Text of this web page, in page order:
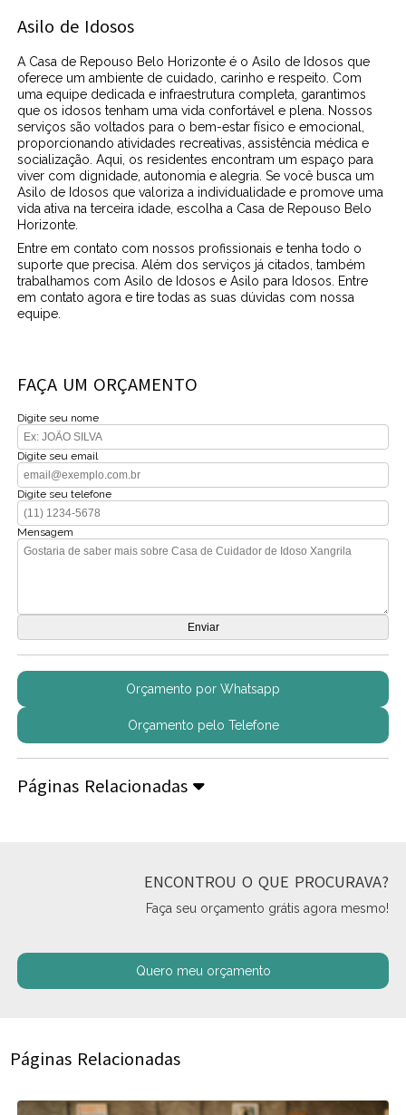
Asilo de Idosos
A Casa de Repouso Belo Horizonte é o Asilo de Idosos que
oferece um ambiente de cuidado, carinho e respeito. Com
uma equipe dedicada e infraestrutura completa, garantimos
que os idosos tenham uma vida confortável e plena. Nossos
serviços são voltados para o bem-estar físico e emocional,
proporcionando atividades recreativas, assistência médica e
socialização. Aqui, os residentes encontram um espaço para
viver com dignidade, autonomia e alegria. Se você busca um
Asilo de Idosos que valoriza a individualidade e promove uma
vida ativa na terceira idade, escolha a Casa de Repouso Belo
Horizonte.
Entre em contato com nossos profissionais e tenha todo o
suporte que precisa. Além dos serviços já citados, também
trabalhamos com Asilo de Idosos e Asilo para Idosos. Entre
em contato agora e tire todas as suas dúvidas com nossa
equipe.
FAÇA UM ORÇAMENTO
Digite seu nome
Digite seu email
Digite seu telefone
Mensagem
Orçamento por Whatsapp
Orçamento pelo Telefone
Páginas Relacionadas
ENCONTROU O QUE PROCURAVA?
Faça seu orçamento grátis agora mesmo!
Quero meu orçamento
Páginas Relacionadas